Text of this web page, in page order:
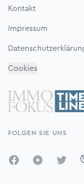
Kontakt
Impressum
Cookies
FOLGEN SIE UNS
FacebookYouTubeTwitter